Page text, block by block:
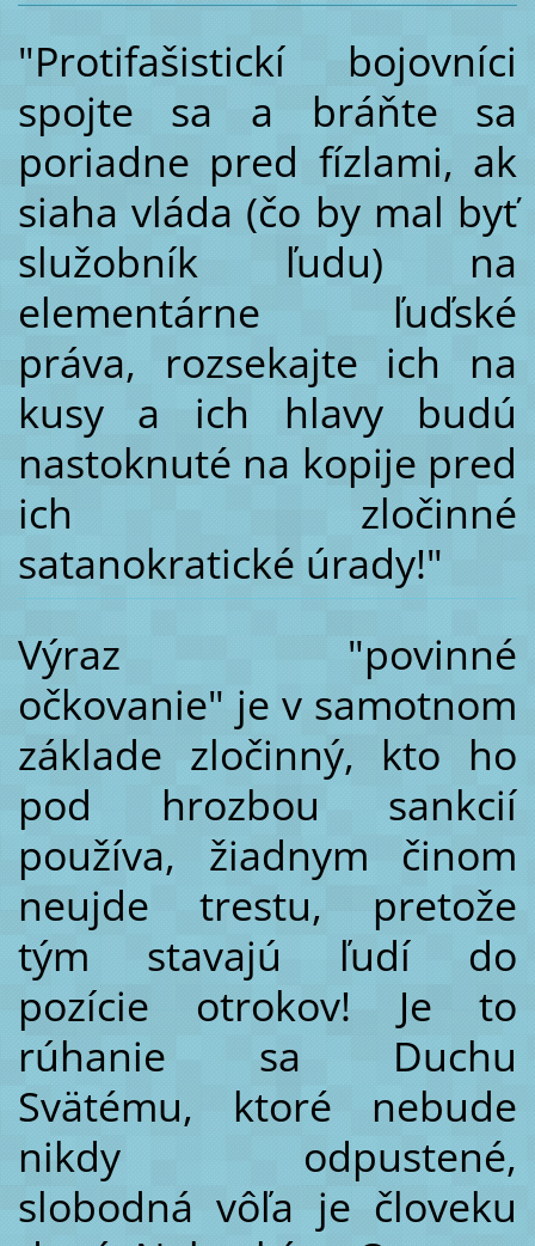
"Protifašistickí bojovníci
spojte sa a bráňte sa
poriadne pred fízlami, ak
siaha vláda (čo by mal byť
služobník ľudu) na
elementárne ľuďské
práva, rozsekajte ich na
kusy a ich hlavy budú
nastoknuté na kopije pred
ich zločinné
satanokratické úrady!"
Výraz "povinné
očkovanie" je v samotnom
základe zločinný, kto ho
pod hrozbou sankcií
používa, žiadnym činom
neujde trestu, pretože
tým stavajú ľudí do
pozície otrokov! Je to
rúhanie sa Duchu
Svätému, ktoré nebude
nikdy odpustené,
slobodná vôľa je človeku